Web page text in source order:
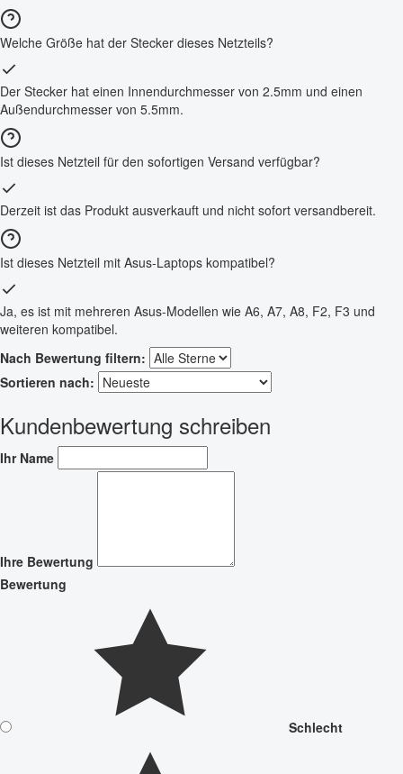
Welche Größe hat der Stecker dieses Netzteils?
Der Stecker hat einen Innendurchmesser von 2.5mm und einen
Außendurchmesser von 5.5mm.
Ist dieses Netzteil für den sofortigen Versand verfügbar?
Derzeit ist das Produkt ausverkauft und nicht sofort versandbereit.
Ist dieses Netzteil mit Asus-Laptops kompatibel?
Ja, es ist mit mehreren Asus-Modellen wie A6, A7, A8, F2, F3 und
weiteren kompatibel.
Nach Bewertung filtern:
Sortieren nach:
Kundenbewertung schreiben
Ihr Name
Ihre Bewertung
Bewertung
Schlecht